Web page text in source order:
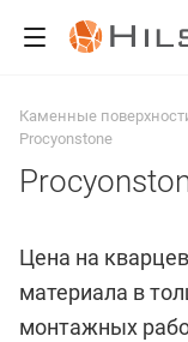
Каменные
Procyonstone
Цена на
материала в
монтажных